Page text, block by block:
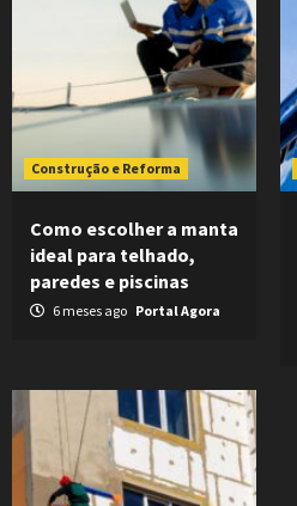
Construção e Reforma
Como escolher a manta
ideal para telhado,
paredes e piscinas
6 meses ago Portal Agora